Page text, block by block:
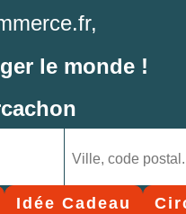
le monde !
Idée Cadeau